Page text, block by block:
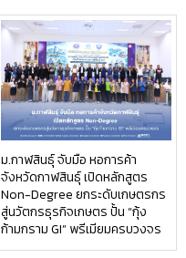
ม.กาฬสินธุ์ จับมือ หอการค้า
จังหวัดกาฬสินธุ์ เปิดหลักสูตร
Non-Degree ยกระดับเกษตรกร
สู่นวัตกรธุรกิจเกษตร ปั้น “กุ้ง
ก้ามกราม GI” พรีเมียมครบวงจร